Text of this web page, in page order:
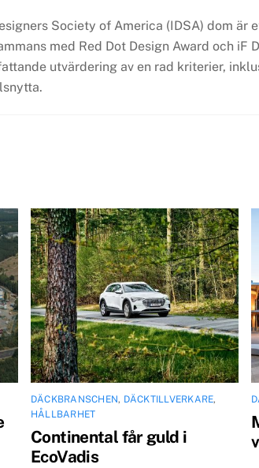
Society of America (IDSA) dom är
med Red Dot Design Award och iF
utvärdering av en rad kriterier,
DÄCKBRANSCHEN, DÄCKTILLVERKARE,
HÅLLBARHET
Continental får guld i
EcoVadis